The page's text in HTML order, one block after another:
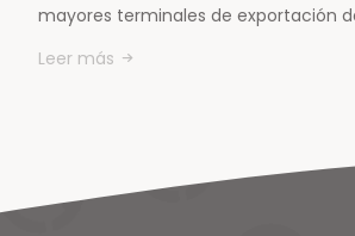
mayores terminales de exportación
Leer más